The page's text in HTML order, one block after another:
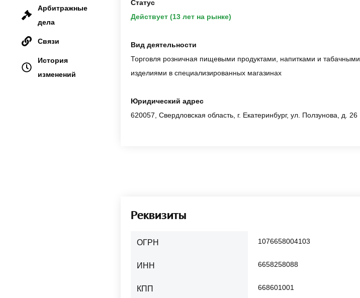
Арбитражные
дела
Связи
История
изменений
Статус
Действует (13 лет на рынке)
Вид деятельности
Торговля розничная пищевыми продуктами, напитками и табачными
изделиями в специализированных магазинах
Юридический адрес
620057, Свердловская область, г. Екатеринбург, ул. Ползунова, д. 26
Реквизиты
ОГРН 1076658004103
ИНН 6658258088
КПП 668601001